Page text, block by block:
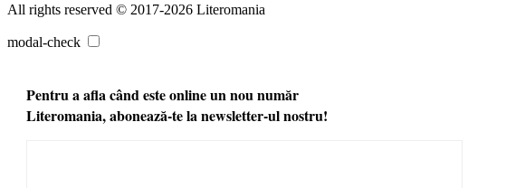
All rights reserved © 2017-2026 Literomania
modal-check
Pentru a afla când este online un nou număr
Literomania, abonează-te la newsletter-ul nostru!